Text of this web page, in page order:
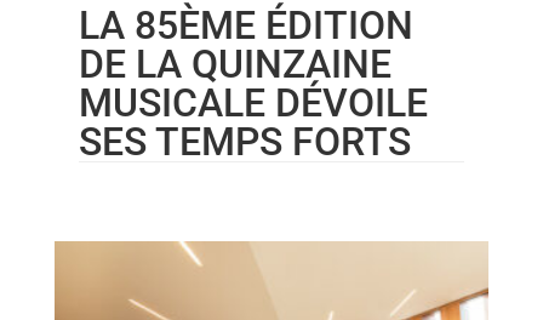
LA 85ÈME ÉDITION
DE LA QUINZAINE
MUSICALE DÉVOILE
SES TEMPS FORTS